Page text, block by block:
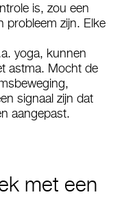
is, zou een
probleem zijn. Elke
yoga, kunnen
astma. Mocht de
signaal zijn dat
aangepast.
met een